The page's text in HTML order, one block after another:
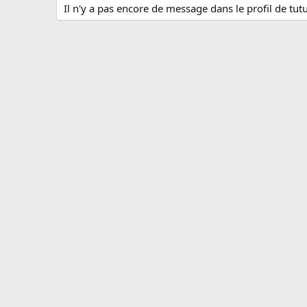
Il n'y a pas encore de message dans le profil de